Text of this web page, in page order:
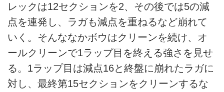
レックは12セクションを2、その後では5の減
点を連発し、ラガも減点を重ねるなど崩れて
いく。そんななかボウはクリーンを続け、オ
ールクリーンで1ラップ目を終える強さを見せ
る。1ラップ目は減点16と終盤に崩れたラガに
対し、最終第15セクションをクリーンするな